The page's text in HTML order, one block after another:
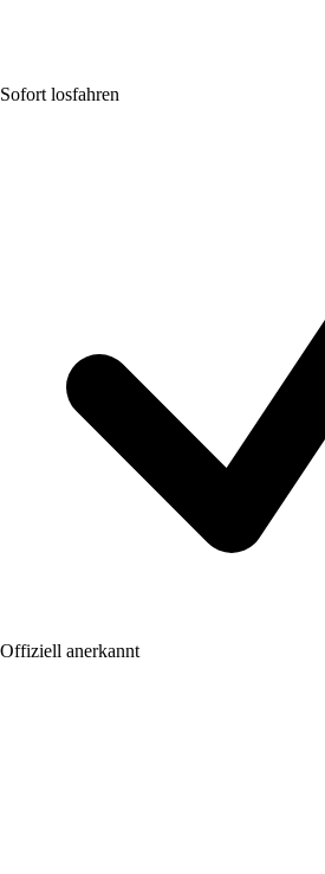
Sofort losfahren
Offiziell anerkannt